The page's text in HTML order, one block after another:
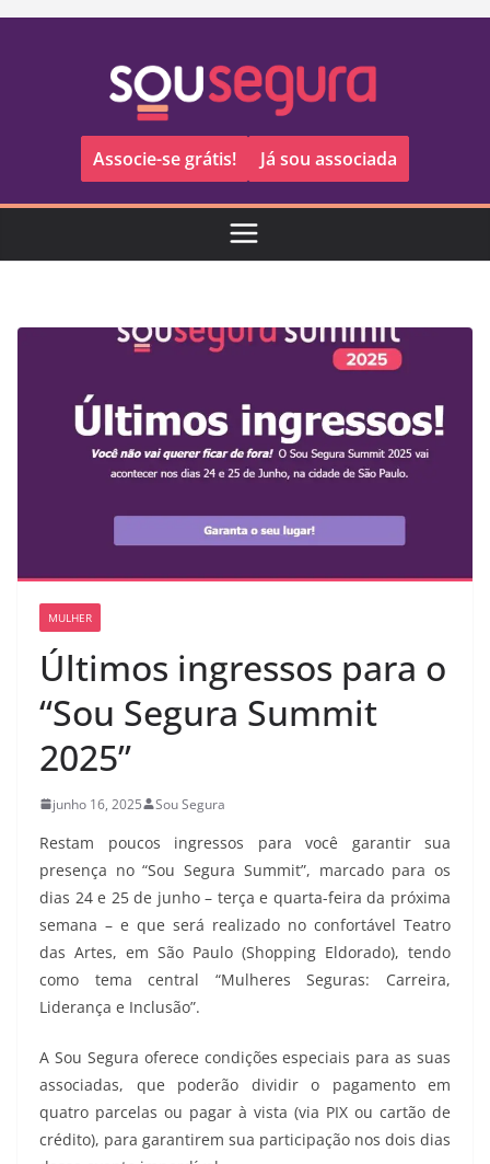
Pular
Associe-se grátis! Já sou associada
MULHER
Últimos ingressos para o
“Sou Segura Summit
2025”
junho 16, 2025 Sou Segura
Restam poucos ingressos para você garantir sua
presença no “Sou Segura Summit”, marcado para os
dias 24 e 25 de junho – terça e quarta-feira da próxima
semana – e que será realizado no confortável Teatro
das Artes, em São Paulo (Shopping Eldorado), tendo
como tema central “Mulheres Seguras: Carreira,
Liderança e Inclusão”.
A Sou Segura oferece condições especiais para as suas
associadas, que poderão dividir o pagamento em
quatro parcelas ou pagar à vista (via PIX ou cartão de
crédito), para garantirem sua participação nos dois dias